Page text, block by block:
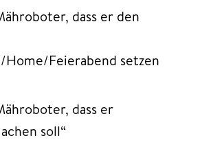
dass er den
Feierabend setzen
dass er
soll“